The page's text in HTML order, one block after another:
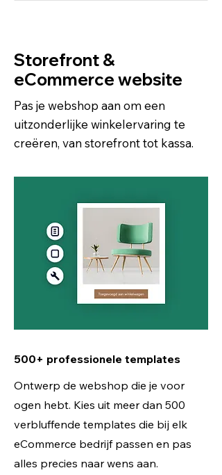
Storefront &
eCommerce website
Pas je webshop aan om een
uitzonderlijke winkelervaring te
creëren, van storefront tot kassa.
500+ professionele templates
Ontwerp de webshop die je voor
ogen hebt. Kies uit meer dan 500
verbluffende templates die bij elk
eCommerce bedrijf passen en pas
alles precies naar wens aan.